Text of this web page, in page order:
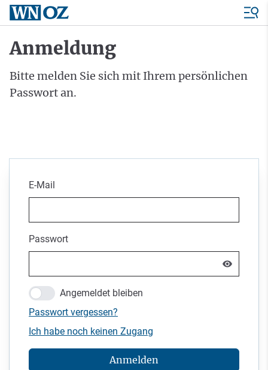
Anmeldung
Bitte melden Sie sich mit Ihrem persönlichen
Passwort an.
E-Mail
Passwort
Angemeldet bleiben
Passwort vergessen?
Ich habe noch keinen Zugang
Anmelden